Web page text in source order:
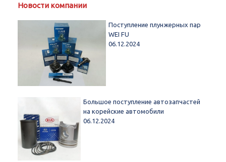
Новости компании
Поступление плунжерных пар
WEI FU
06.12.2024
Большое поступление автозапчастей
на корейские автомобили
06.12.2024